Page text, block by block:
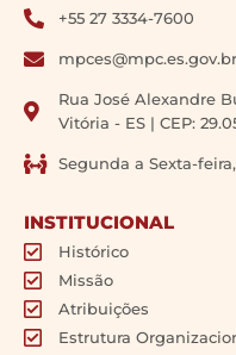
+55 27 3334-7600
mpces@mpc.es.gov.br
Rua José Alexandre
Vitória - ES | CEP:
Segunda a Sexta-
INSTITUCIONAL
Histórico
Missão
Atribuições
Estrutura